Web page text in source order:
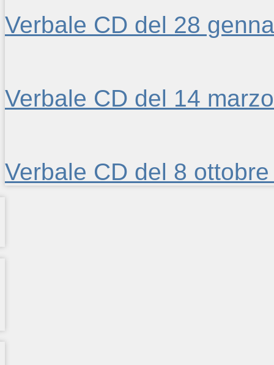
Verbale CD del 28
Verbale CD del 14
Verbale CD del 8